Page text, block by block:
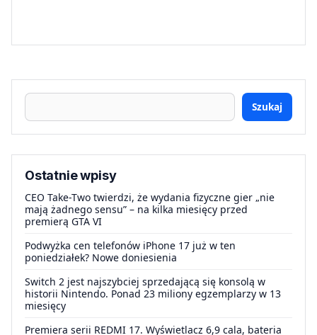
Szukaj
Ostatnie wpisy
CEO Take-Two twierdzi, że wydania fizyczne gier „nie
mają żadnego sensu” – na kilka miesięcy przed
premierą GTA VI
Podwyżka cen telefonów iPhone 17 już w ten
poniedziałek? Nowe doniesienia
Switch 2 jest najszybciej sprzedającą się konsolą w
historii Nintendo. Ponad 23 miliony egzemplarzy w 13
miesięcy
Premiera serii REDMI 17. Wyświetlacz 6,9 cala, bateria